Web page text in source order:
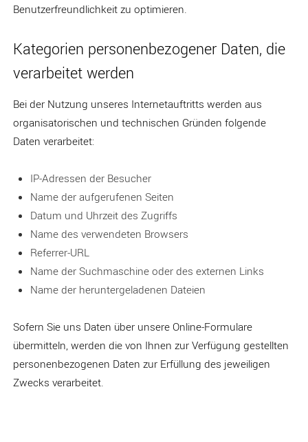
Benutzerfreundlichkeit zu optimieren.
Kategorien personenbezogener Daten, die
verarbeitet werden
Bei der Nutzung unseres Internetauftritts werden aus
organisatorischen und technischen Gründen folgende
Daten verarbeitet:
IP-Adressen der Besucher
Name der aufgerufenen Seiten
Datum und Uhrzeit des Zugriffs
Name des verwendeten Browsers
Referrer-URL
Name der Suchmaschine oder des externen Links
Name der heruntergeladenen Dateien
Sofern Sie uns Daten über unsere Online-Formulare
übermitteln, werden die von Ihnen zur Verfügung gestellten
personenbezogenen Daten zur Erfüllung des jeweiligen
Zwecks verarbeitet.